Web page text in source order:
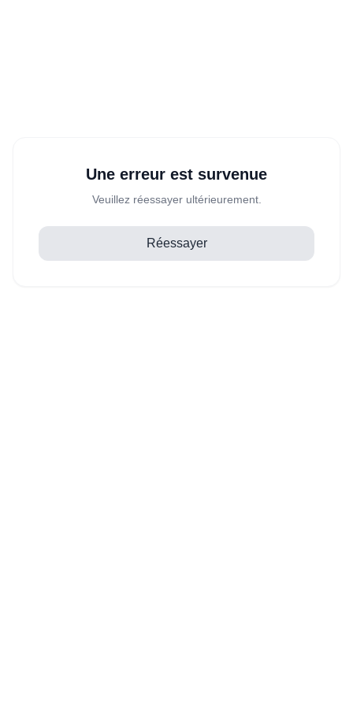
Une erreur est survenue
Veuillez réessayer ultérieurement.
Réessayer